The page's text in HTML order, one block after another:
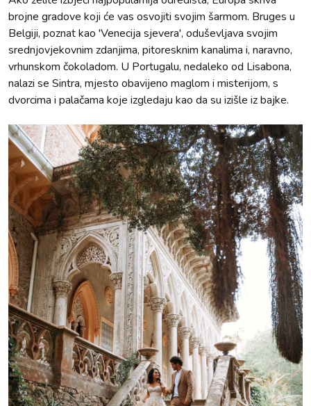
brojne gradove koji će vas osvojiti svojim šarmom. Bruges u
Belgiji, poznat kao 'Venecija sjevera', oduševljava svojim
srednjovjekovnim zdanjima, pitoresknim kanalima i, naravno,
vrhunskom čokoladom. U Portugalu, nedaleko od Lisabona,
nalazi se Sintra, mjesto obavijeno maglom i misterijom, s
dvorcima i palačama koje izgledaju kao da su izišle iz bajke.